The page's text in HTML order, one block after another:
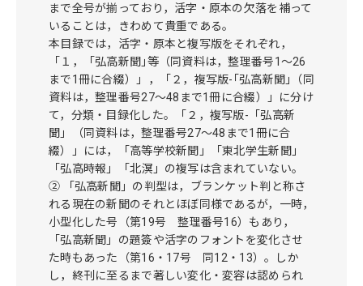
まで全号が揃っており，活字・原本の欠落を補って
いることは，きわめて貴重である。
本目録では，活字・原本と複写版をそれぞれ，
「１，「弘高新聞｣等（同資料は，整理番号1～26
まで1冊に合綴）」，「２，複写版-｢弘高新聞｣（同
資料は，整理番号27～48まで1冊に合綴）」に分け
て，分類・目録化した。「２，複写版-「弘高新
聞」（同資料は，整理番号27～48まで1冊に合
綴）」には，「高等学校新聞」「東北学生新聞」
「弘高時報」「北溟」の複写は含まれていない。
② 「弘高新聞」の判型は，ブランケット判と称さ
れる現在の新聞のそれとほぼ同様であるが，一時，
小型化した号（第19号 整理番号16）もあり，
「弘高新聞」の題簽や活字のフォントを変化させ
た時もあった（第16・17号 同12・13）。しか
し，終刊に至るまで著しい変化・変容は認められ